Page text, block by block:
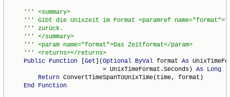
Public Function [Get](Optional ByVal format As
                          = UnixTimeFormat.Seconds)
As Long
Return ConvertTimeSpanToUnixTime(time, format)
End Function